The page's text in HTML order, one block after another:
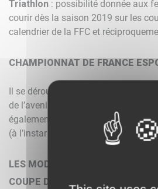
Triathlon : possibilité donnée aux
courir dès la saison 2019 sur les
calendrier de la FFC et
CHAMPIONNAT DE FRANCE
Il se déroulera dans la cadre des
de l’avenir (route et CLM). Les
également courir le championnat
(à l’instar de ce qui se fait chez les
LES MODIFICATIONS DE
COUPE DE FRANCE FEMMES 2019